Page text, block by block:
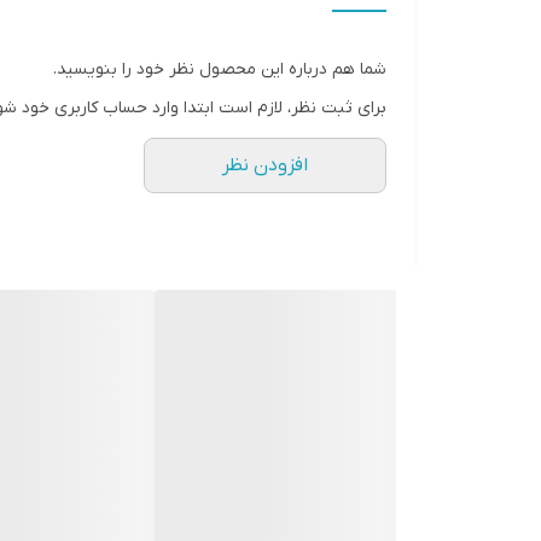
شما هم درباره این محصول نظر خود را بنویسید.
برای ثبت نظر، لازم است ابتدا وارد حساب کاربری خود
افزودن نظر